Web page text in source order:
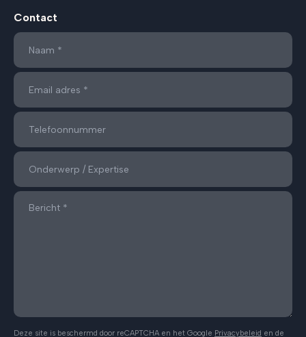
Contact
Deze site is beschermd door reCAPTCHA en het Google Privacybeleid en de